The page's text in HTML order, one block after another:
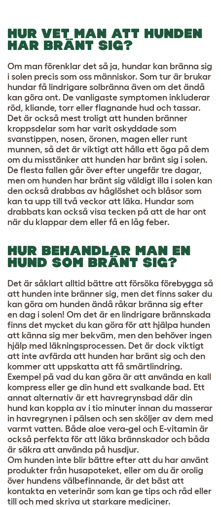
HUR VET MAN ATT HUNDEN
HAR BRÄNT SIG?
Om man förenklar det så ja, hundar kan bränna sig
i solen precis som oss människor. Som tur är brukar
hundar få lindrigare solbränna även om det ändå
kan göra ont. De vanligaste symptomen inkluderar
röd, kliande, torr eller flagnande hud och tassar.
Det är också mest troligt att hunden bränner
kroppsdelar som har varit oskyddade som
svanstippen, nosen, öronen, magen eller runt
munnen, så det är viktigt att hålla ett öga på dem
om du misstänker att hunden har bränt sig i solen.
De flesta fallen går över efter ungefär tre dagar,
men om hunden har bränt sig väldigt illa i solen kan
den också drabbas av håglöshet och blåsor som
kan ta upp till två veckor att läka. Hundar som
drabbats kan också visa tecken på att de har ont
när du klappar dem eller få en låg feber.
HUR BEHANDLAR MAN EN
HUND SOM BRÄNT SIG?
Det är såklart alltid bättre att försöka förebygga så
att hunden inte bränner sig, men det finns saker du
kan göra om hunden ändå råkar bränna sig efter
en dag i solen! Om det är en lindrigare brännskada
finns det mycket du kan göra för att hjälpa hunden
att känna sig mer bekväm, men den behöver ingen
hjälp med läkningsprocessen. Det är dock viktigt
att inte avfärda att hunden har bränt sig och den
kommer att uppskatta att få smärtlindring.
Exempel på vad du kan göra är att använda en kall
kompress eller ge din hund ett svalkande bad. Ett
annat alternativ är ett havregrynsbad där din
hund kan koppla av i tio minuter innan du masserar
in havregrynen i pälsen och sen sköljer av dem med
varmt vatten. Både aloe vera-gel och E-vitamin är
också perfekta för att läka brännskador och båda
är säkra att använda på husdjur.
Om hunden inte blir bättre efter att du har använt
produkter från husapoteket, eller om du är orolig
över hundens välbefinnande, är det bäst att
kontakta en veterinär som kan ge tips och råd eller
till och med skriva ut starkare mediciner.